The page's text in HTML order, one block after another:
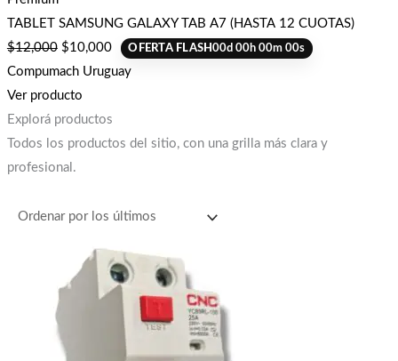
TABLET SAMSUNG GALAXY TAB A7 (HASTA 12 CUOTAS)
$12,000 $10,000 OFERTA FLASH00d00h00m00s
Compumach Uruguay
Ver producto
Explorá productos
Todos los productos del sitio, con una grilla más clara y
profesional.